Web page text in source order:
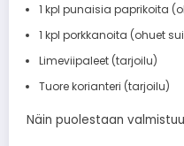
1 kpl punaisia paprikoita
1 kpl porkkanoita (ohuet
Limeviipaleet (tarjoilu)
Tuore korianteri (tarjoilu)
Näin puolestaan